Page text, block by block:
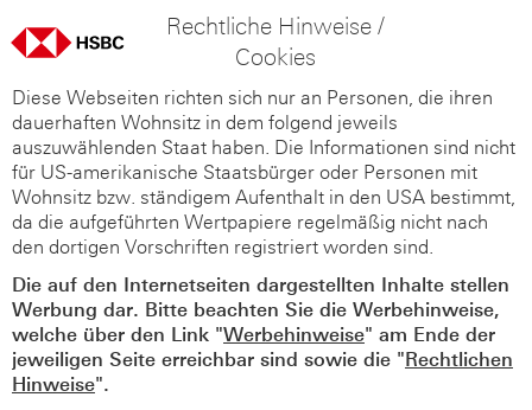
Rechtliche Hinweise /
Cookies
Diese Webseiten richten sich nur an Personen, die ihren
dauerhaften Wohnsitz in dem folgend jeweils
auszuwählenden Staat haben. Die Informationen sind nicht
für US-amerikanische Staatsbürger oder Personen mit
Wohnsitz bzw. ständigem Aufenthalt in den USA bestimmt,
da die aufgeführten Wertpapiere regelmäßig nicht nach
den dortigen Vorschriften registriert worden sind.
Die auf den Internetseiten dargestellten Inhalte stellen
Werbung dar. Bitte beachten Sie die Werbehinweise,
welche über den Link "Werbehinweise" am Ende der
jeweiligen Seite erreichbar sind sowie die "Rechtlichen
Hinweise".